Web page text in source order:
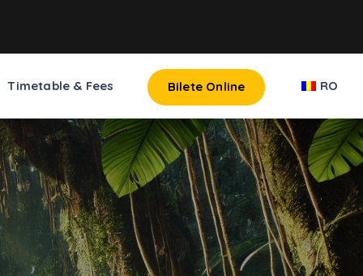
Timetable & Fees Bilete Online RO